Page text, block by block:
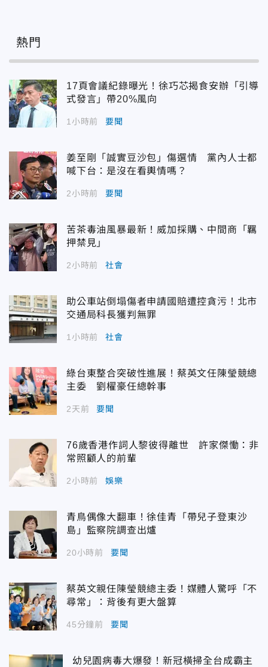
熱門
17頁會議紀錄曝光！徐巧芯揭食安辦「引導
式發言」帶20%風向
1小時前 要聞
姜至剛「誠實豆沙包」傷選情 黨內人士都
喊下台：是沒在看輿情嗎？
2小時前 要聞
苦茶毒油風暴最新！威加採購、中間商「羈
押禁見」
2小時前 社會
助公車站倒塌傷者申請國賠遭控貪污！北市
交通局科長獲判無罪
1小時前 社會
綠台東整合突破性進展！蔡英文任陳瑩競總
主委 劉櫂豪任總幹事
2天前 要聞
76歲香港作詞人黎彼得離世 許家傑慟：非
常照顧人的前輩
2小時前 娛樂
青鳥偶像大翻車！徐佳青「帶兒子登東沙
島」監察院調查出爐
20小時前 要聞
蔡英文親任陳瑩競總主委！媒體人驚呼「不
尋常」：背後有更大盤算
45分鐘前 要聞
幼兒園病毒大爆發！新冠橫掃全台成霸主